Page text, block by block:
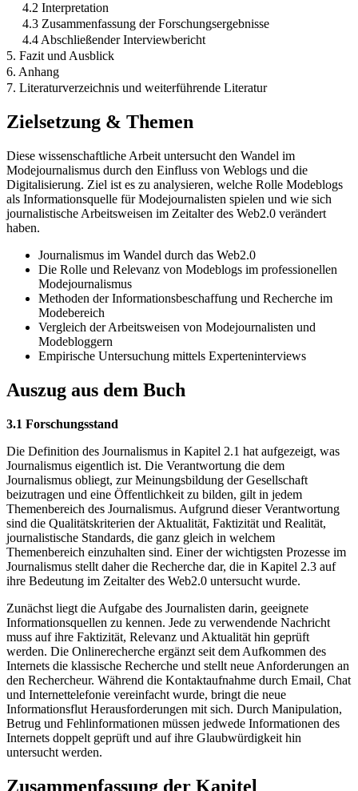
4.2 Interpretation
4.3 Zusammenfassung der Forschungsergebnisse
4.4 Abschließender Interviewbericht
5. Fazit und Ausblick
6. Anhang
7. Literaturverzeichnis und weiterführende Literatur
Zielsetzung & Themen
Diese wissenschaftliche Arbeit untersucht den Wandel im
Modejournalismus durch den Einfluss von Weblogs und die
Digitalisierung. Ziel ist es zu analysieren, welche Rolle Modeblogs
als Informationsquelle für Modejournalisten spielen und wie sich
journalistische Arbeitsweisen im Zeitalter des Web2.0 verändert
haben.
Journalismus im Wandel durch das Web2.0
Die Rolle und Relevanz von Modeblogs im professionellen
Modejournalismus
Methoden der Informationsbeschaffung und Recherche im
Modebereich
Vergleich der Arbeitsweisen von Modejournalisten und
Modebloggern
Empirische Untersuchung mittels Experteninterviews
Auszug aus dem Buch
3.1 Forschungsstand
Die Definition des Journalismus in Kapitel 2.1 hat aufgezeigt, was
Journalismus eigentlich ist. Die Verantwortung die dem
Journalismus obliegt, zur Meinungsbildung der Gesellschaft
beizutragen und eine Öffentlichkeit zu bilden, gilt in jedem
Themenbereich des Journalismus. Aufgrund dieser Verantwortung
sind die Qualitätskriterien der Aktualität, Faktizität und Realität,
journalistische Standards, die ganz gleich in welchem
Themenbereich einzuhalten sind. Einer der wichtigsten Prozesse im
Journalismus stellt daher die Recherche dar, die in Kapitel 2.3 auf
ihre Bedeutung im Zeitalter des Web2.0 untersucht wurde.
Zunächst liegt die Aufgabe des Journalisten darin, geeignete
Informationsquellen zu kennen. Jede zu verwendende Nachricht
muss auf ihre Faktizität, Relevanz und Aktualität hin geprüft
werden. Die Onlinerecherche ergänzt seit dem Aufkommen des
Internets die klassische Recherche und stellt neue Anforderungen an
den Rechercheur. Während die Kontaktaufnahme durch Email, Chat
und Internettelefonie vereinfacht wurde, bringt die neue
Informationsflut Herausforderungen mit sich. Durch Manipulation,
Betrug und Fehlinformationen müssen jedwede Informationen des
Internets doppelt geprüft und auf ihre Glaubwürdigkeit hin
untersucht werden.
Zusammenfassung der Kapitel